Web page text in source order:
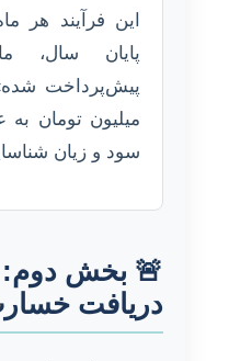
این فرآیند هر
پایان سال،
میلیون تومان
سود و زیان
🚨 بخش دوم:
دریافت